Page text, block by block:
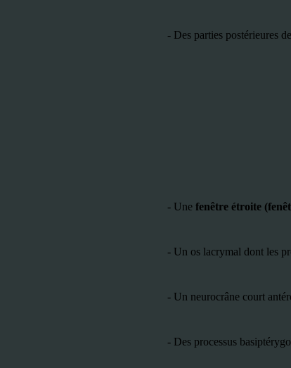
- Des parties postérieures
- Une fenêtre étroite
- Un os lacrymal dont les
- Un neurocrâne court
- Des processus